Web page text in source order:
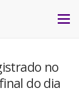
Menu
no
do dia